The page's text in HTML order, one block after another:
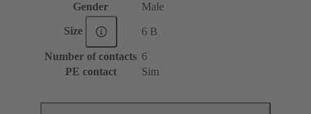
Gender
Male
Size 6 B
Number of contacts 6
PE contact
Sim